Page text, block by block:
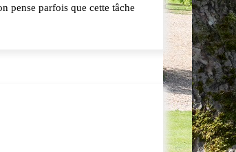
pense parfois que cette tâche